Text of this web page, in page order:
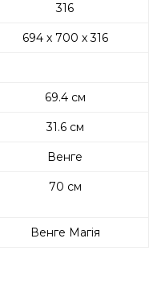
316
694 x 700 x 316
69.4 см
31.6 см
Венге
70 см
Венге Магія